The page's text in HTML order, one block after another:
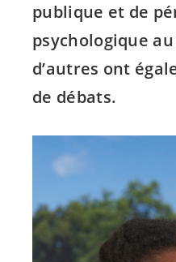
publique et de
psychologique
d’autres ont
de débats.